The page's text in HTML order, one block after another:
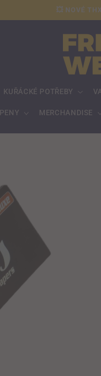
💥 NOVÉ
KUŘÁCKÉ POTŘEBY
MERCHANDISE